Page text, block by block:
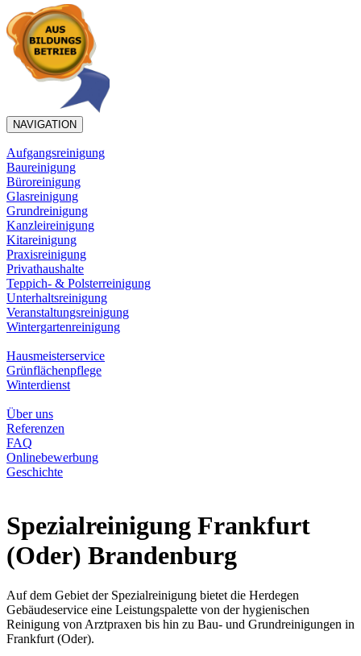
NAVIGATION
Aufgangsreinigung
Baureinigung
Büroreinigung
Glasreinigung
Grundreinigung
Kanzleireinigung
Kitareinigung
Praxisreinigung
Privathaushalte
Teppich- & Polsterreinigung
Unterhaltsreinigung
Veranstaltungsreinigung
Wintergartenreinigung
Hausmeisterservice
Grünflächenpflege
Winterdienst
Über uns
Referenzen
FAQ
Onlinebewerbung
Geschichte
Spezialreinigung Frankfurt
(Oder) Brandenburg
Auf dem Gebiet der Spezialreinigung bietet die Herdegen
Gebäudeservice eine Leistungspalette von der hygienischen
Reinigung von Arztpraxen bis hin zu Bau- und Grundreinigungen in
Frankfurt (Oder).